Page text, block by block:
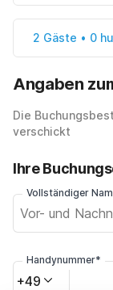
2 Gäste • 0
Angaben
Die
verschickt
Ihre
Vollständiger
Handynummer*
+49